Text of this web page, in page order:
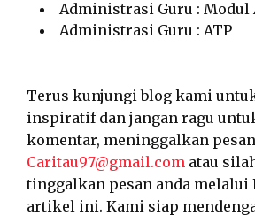
Administrasi Guru : Modul
Administrasi Guru : ATP
Terus kunjungi blog kami
inspiratif dan jangan ragu
komentar, meninggalkan
Caritau97@gmail.com atau
tinggalkan pesan anda melalui
artikel ini. Kami siap